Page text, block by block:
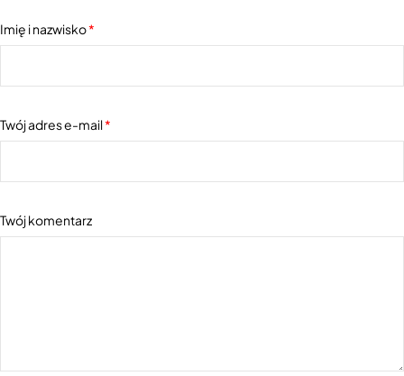
Imię i nazwisko*
Twój adres e-mail*
Twój komentarz